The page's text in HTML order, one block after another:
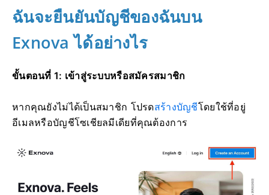
ฉันจะยืนยันบัญชีของฉันบน
Exnova ได้อย่างไร
ขั้นตอนที่ 1: เข้าสู่ระบบหรือสมัครสมาชิก
หากคุณยังไม่ได้เป็นสมาชิก โปรดสร้างบัญชีโดยใช้ที่อยู่
อีเมลหรือบัญชีโซเชียลมีเดียที่คุณต้องการ